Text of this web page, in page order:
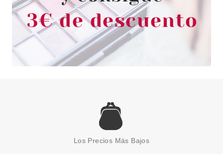
CATRICE
CATRICE KOHL KAJAL LAPIZ DE
OJOS WATERPROOF 010
NEGRO 1.2 G
Los Precios Más Bajos